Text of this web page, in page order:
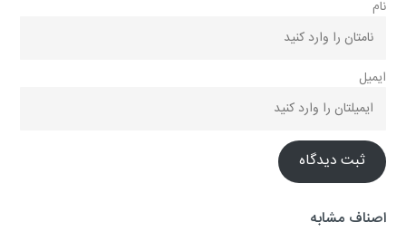
نام
ایمیل
ثبت دیدگاه
اصناف مشابه